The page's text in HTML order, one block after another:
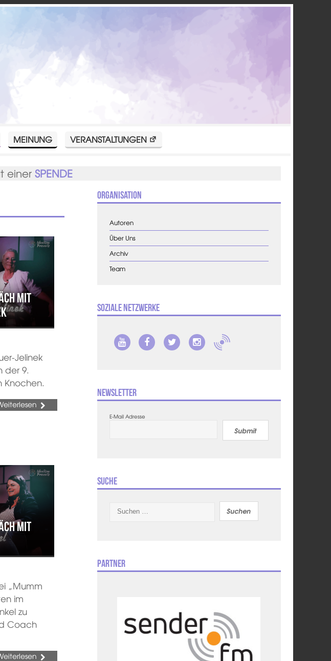
MEINUNG VERANSTALTUNGEN
einerSPENDE
mit
Jelinek
der 9.
Knochen.
mit
„Mumm
im
zu
Coach
Organisation
Autoren
Über Uns
Archiv
Team
Soziale Netzwerke
Newsletter
E-Mail Adresse
Submit
Suche
nach:
Partner